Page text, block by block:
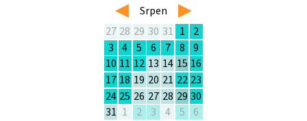
left Srpen right
27 28 29 30 31 1
2
3
4 5 6 7 8
9
10 11 12 13 14 15 16
17 18 19 20 21 22 23
24 25 26 27 28 29 30
31 1 2 3 4 5 6